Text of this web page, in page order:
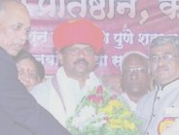
▶️